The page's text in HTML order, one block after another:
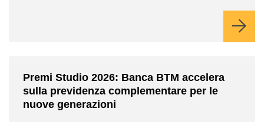
Premi Studio 2026: Banca BTM accelera
sulla previdenza complementare per le
nuove generazioni